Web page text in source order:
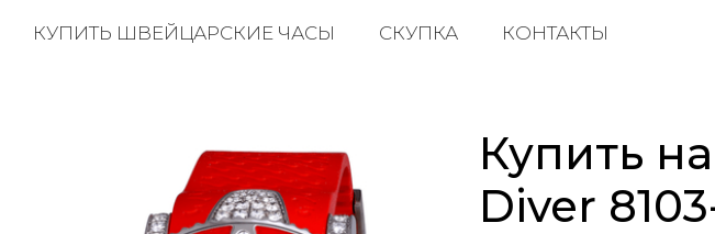
КУПИТЬ ШВЕЙЦАРСКИЕ ЧАСЫ СКУПКА КОНТАКТЫ
Купить
Diver